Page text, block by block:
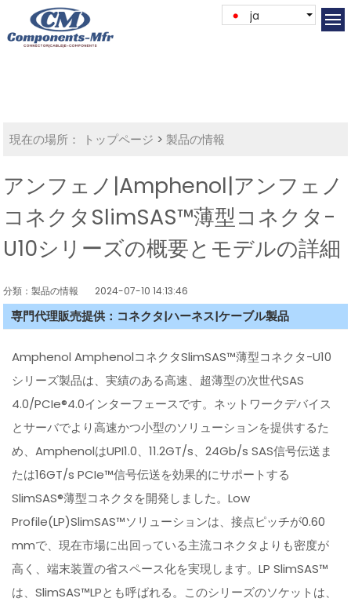
ja
現在の場所： トップページ >製品の情報
アンフェノ|Amphenol|アンフェノ
コネクタSlimSAS™薄型コネクタ-
U10シリーズの概要とモデルの詳細
分類：製品の情報 2024-07-10 14:13:46
専門代理販売提供：コネクタ|ハーネス|ケーブル製品
Amphenol AmphenolコネクタSlimSAS™薄型コネクタ-U10
シリーズ製品は、実績のある高速、超薄型の次世代SAS
4.0/PCIe®4.0インターフェースです。ネットワークデバイス
とサーバでより高速かつ小型のソリューションを提供するた
め、AmphenolはUPI1.0、11.2GT/s、24Gb/s SAS信号伝送ま
たは16GT/s PCIe™信号伝送を効果的にサポートする
SlimSAS®薄型コネクタを開発しました。Low
Profile(LP)SlimSAS™ソリューションは、接点ピッチが0.60
mmで、現在市場に出回っている主流コネクタよりも密度が
高く、端末装置の省スペース化を実現します。LP SlimSAS™
は、SlimSAS™LPとも呼ばれる。このシリーズのソケットは、